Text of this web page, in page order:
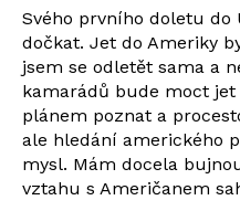
Svého prvního doletu do
dočkat. Jet do Ameriky
jsem se odletět sama a
kamarádů bude moct
plánem poznat a
ale hledání amerického
mysl. Mám docela
vztahu s Američanem